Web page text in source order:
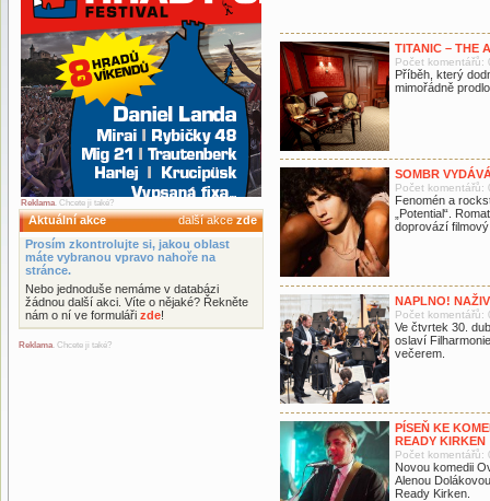
Reklama. Chcete ji také?
Aktuální akce další akcezde
Prosím zkontrolujte si, jakou oblast
máte vybranou vpravo nahoře na
stránce.
Nebo jednoduše nemáme v databázi
žádnou další akci. Víte o nějaké? Řekněte
nám o ní ve formuláři zde!
Reklama. Chcete ji také?
TITANIC – THE
Počet komentářů:
Příběh, který
mimořádně
SOMBR
Počet komentářů:
Fenomén a
„Potential“.
doprovází
NAPLNO!
Počet komentářů:
Ve čtvrtek 30.
oslaví
večerem.
PÍSEŇ KE
READY KIRKEN
Počet komentářů:
Novou komedii
Alenou
Ready Kirken.